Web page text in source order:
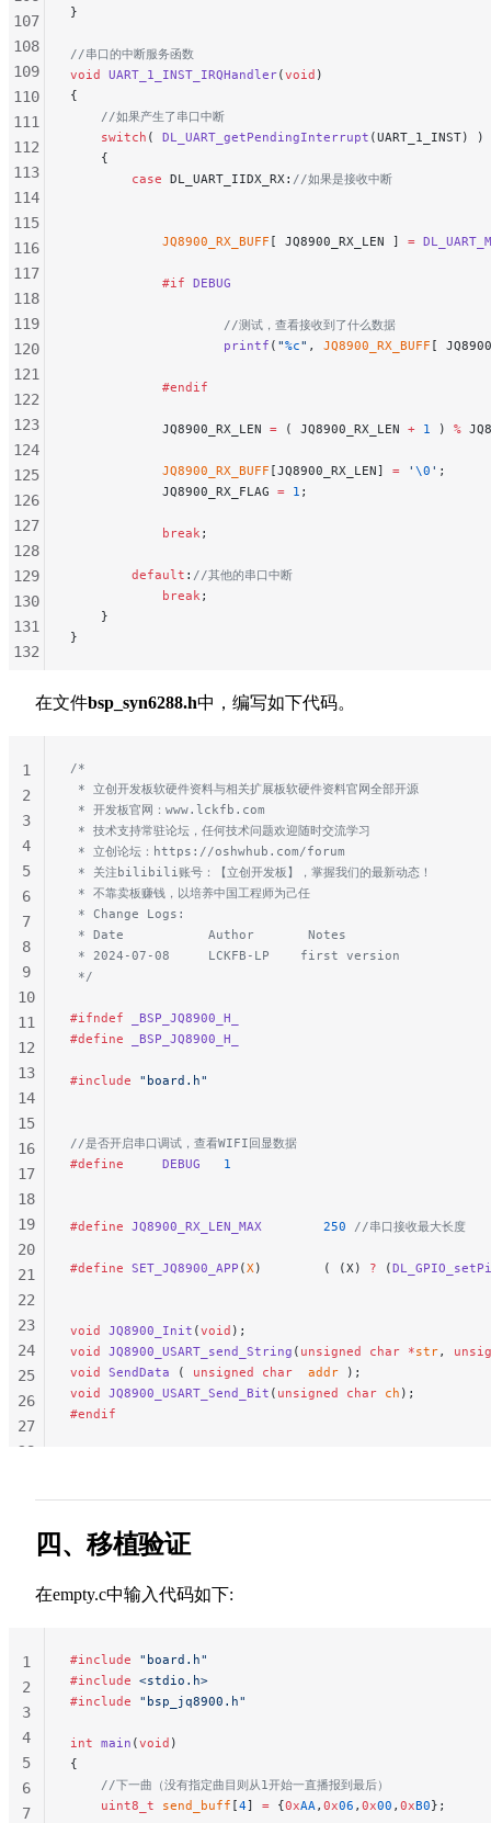
}
//串口的中断服务函数
void
UART_1_INST_IRQHandler(void )
{
    //如果产生了串口中断
    switch
( DL_UART_getPendingInterrupt (UART_1_INST) )
    {
        case
DL_UART_IIDX_RX: //如果是接收中断
            JQ8900_RX_BUFF
[ JQ8900_RX_LEN ] =
            #if
DEBUG
                    //测试，查看接收到了什么数据
                    printf
( "%c" , JQ8900_RX_BUFF [
            #endif
            JQ8900_RX_LEN
= ( JQ8900_RX_LEN + 1 ) %
            JQ8900_RX_BUFF
[JQ8900_RX_LEN] = ' \0 ' ;
            JQ8900_RX_FLAG
= 1 ;
            break
;
        default
: //其他的串口中断
            break
;
    }
}
107
108
109
110
111
112
113
114
115
116
117
118
119
120
121
122
123
124
125
126
127
128
129
130
131
132
134
137
138
139
140
141
142
143
144
145
146
147
148
149
150
151
152
153
154
155
156
157
158
159
160
161
162
163
在文件bsp_syn6288.h中，编写如下代码。
/*
* 立创开发板软硬件资料与相关扩展板软硬件资料官网全部开源
* 开发板官网：www.lckfb.com
* 技术支持常驻论坛，任何技术问题欢迎随时交流学习
* 立创论坛：https://oshwhub.com/forum
* 关注bilibili账号：【立创开发板】，掌握我们的最新动态！
* 不靠卖板赚钱，以培养中国工程师为己任
* Change Logs:
* Date           Author       Notes
* 2024-07-08     LCKFB-LP    first version
*/
#ifndef _BSP_JQ8900_H_
#define _BSP_JQ8900_H_
#include "board.h"
//是否开启串口调试，查看WIFI回显数据
#define
     DEBUG
   1
#define JQ8900_RX_LEN_MAX
        250
//串口接收最大长度
#define SET_JQ8900_APP (X)        ( (X) ? (
void JQ8900_Init (void );
void
JQ8900_USART_send_String ( unsigned char *str,
void
SendData ( unsigned char
  addr
);
void
JQ8900_USART_Send_Bit ( unsigned char ch );
#endif
1
2
3
4
5
6
7
8
9
10
11
12
13
14
15
16
17
18
19
20
21
22
23
24
25
26
27
28
四、移植验证
在empty.c中输入代码如下:
#include "board.h"
#include <stdio.h>
#include "bsp_jq8900.h"
int main (void )
{
    //下一曲（没有指定曲目则从1开始一直播报到最后）
    uint8_t
send_buff [4] = {0xAA, 0x06 , 0x00 , 0xB0};
1
2
3
4
5
6
7